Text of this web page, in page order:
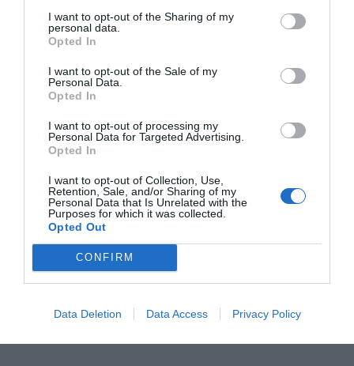
I want to opt-out of the Sharing of my
personal data.
Opted In
I want to opt-out of the Sale of my
Personal Data.
Opted In
I want to opt-out of processing my
Personal Data for Targeted Advertising.
Opted In
I want to opt-out of Collection, Use,
Retention, Sale, and/or Sharing of my
Personal Data that Is Unrelated with the
Purposes for which it was collected.
Opted Out
CONFIRM
Data Deletion Data Access Privacy Policy
RELACIONADES
L'immobiliari brinda
sense bombolles
Habitatge
assequible: una
El sector